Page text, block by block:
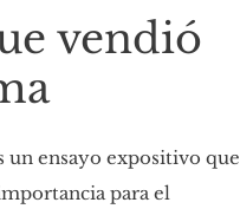
vendió
un ensayo expositivo que
para el